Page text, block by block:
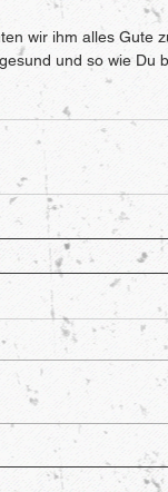
wir ihm alles Gute
und so wie Du